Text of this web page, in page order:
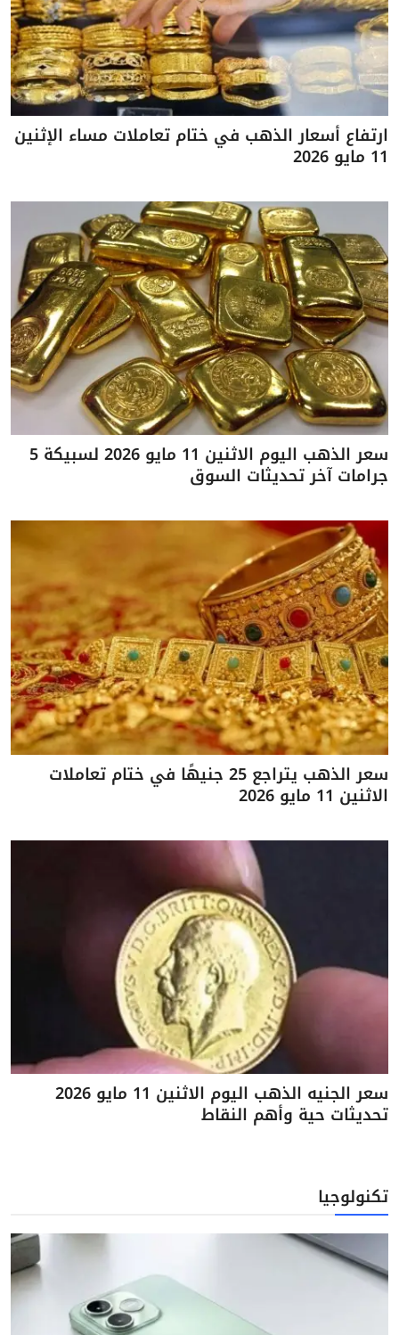
ارتفاع أسعار الذهب في ختام تعاملات مساء الإثنين
11 مايو 2026
سعر الذهب اليوم الاثنين 11 مايو 2026 لسبيكة 5
جرامات آخر تحديثات السوق
سعر الذهب يتراجع 25 جنيهًا في ختام تعاملات
الاثنين 11 مايو 2026
سعر الجنيه الذهب اليوم الاثنين 11 مايو 2026
تحديثات حية وأهم النقاط
تكنولوجيا